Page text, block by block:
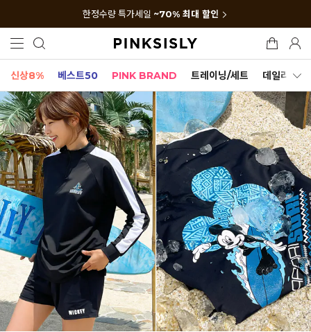
한정수량 특가세일 ~70% 최대 할인
신상8% 베스트50 PINK BRAND 트레이닝/세트 데일리세트